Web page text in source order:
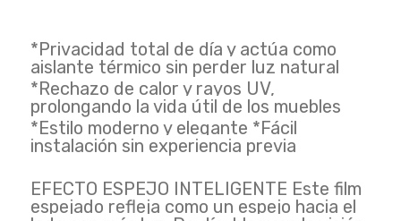
*Privacidad total de día y actúa como
aislante térmico sin perder luz natural
*Rechazo de calor y rayos UV,
prolongando la vida útil de los muebles
*Estilo moderno y elegante *Fácil
instalación sin experiencia previa
EFECTO ESPEJO INTELIGENTE Este film
espejado refleja como un espejo hacia el